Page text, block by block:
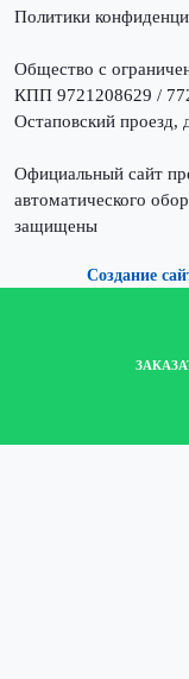
Политики
Общество с
КПП 9721208629 /
Остаповский проезд,
Официальный сайт
автоматического
защищены
Создание